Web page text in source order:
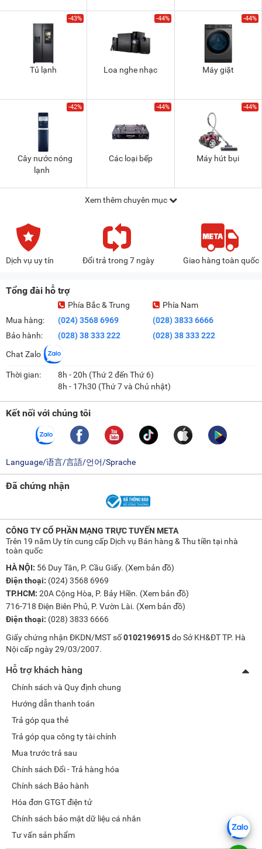
-43%
Tủ lạnh
-44%
Loa nghe nhạc
-44%
Máy giặt
-42%
Cây nước nóng
lạnh
-44%
Các loại bếp
-44%
Máy hút bụi
Xem thêm chuyên mục
Dịch vụ uy tín Đổi trả trong 7 ngày Giao hàng toàn quốc
Tổng đài hỗ trợ
Mua hàng:
Bảo hành:
Phía Bắc & Trung
(024) 3568 6969
(028) 38 333 222
Phía Nam
(028) 3833 6666
(028) 38 333 222
Chat Zalo
Thời gian:
8h - 20h (Thứ 2 đến Thứ 6)
8h - 17h30 (Thứ 7 và Chủ nhật)
Kết nối với chúng tôi
Language/语言/言語/언어/Sprache
Đã chứng nhận
CÔNG TY CỔ PHẦN MẠNG TRỰC TUYẾN META
Trên 19 năm Uy tín cung cấp Dịch vụ Bán hàng & Thu tiền tại nhà
toàn quốc
HÀ NỘI: 56 Duy Tân, P. Cầu Giấy. (Xem bản đồ)
Điện thoại: (024) 3568 6969
TP.HCM: 20A Cộng Hòa, P. Bảy Hiền. (Xem bản đồ)
716-718 Điện Biên Phủ, P. Vườn Lài. (Xem bản đồ)
Điện thoại: (028) 3833 6666
Giấy chứng nhận ĐKDN/MST số0102196915do Sở KH&ĐT TP. Hà
Nội cấp ngày 29/03/2007.
Hỗ trợ khách hàng
Chính sách và Quy định chung
Hướng dẫn thanh toán
Trả góp qua thẻ
Trả góp qua công ty tài chính
Mua trước trả sau
Chính sách Đổi - Trả hàng hóa
Chính sách Bảo hành
Hóa đơn GTGT điện tử
Chính sách bảo mật dữ liệu cá nhân
Tư vấn sản phẩm